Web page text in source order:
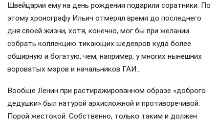
Швейцарии ему на день рождения подарили соратники. По
этому хронографу Ильич отмерял время до последнего
дня своей жизни, хотя, конечно, мог бы при желании
собрать коллекцию тикающих шедевров куда более
обширную и богатую, чем, например, у многих нынешних
вороватых мэров и начальников ГАИ…
Вообще Ленин при растиражированном образе «доброго
дедушки» был натурой архисложной и противоречивой.
Порой жестокой. Собственно, только таким и должен